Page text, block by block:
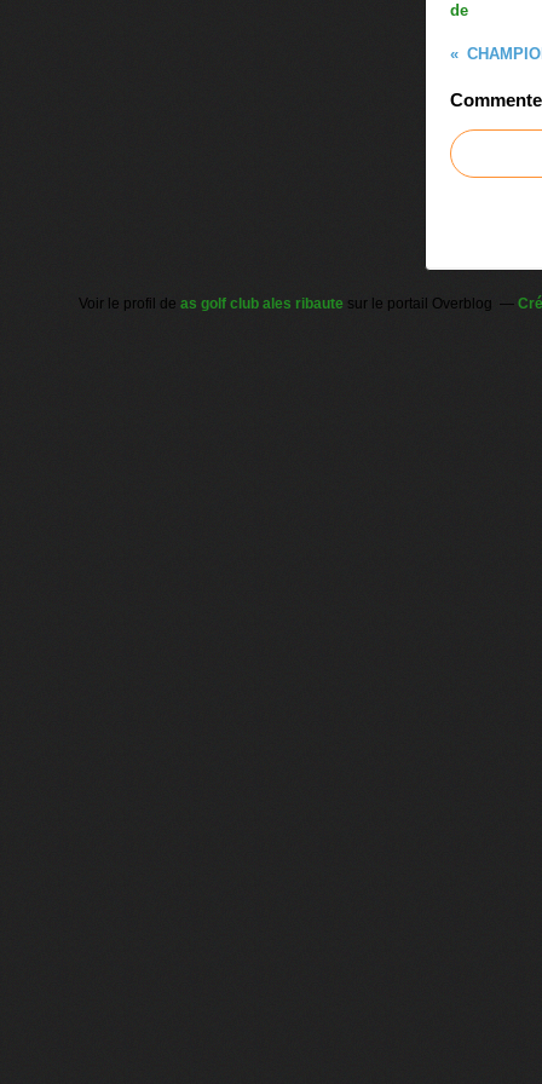
de
Voir le profil de as golf club ales ribaute sur le portail Overblog